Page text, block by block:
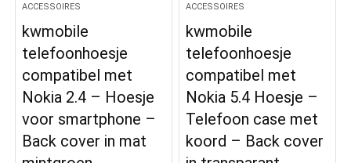
ACCESSOIRES
kwmobile
telefoonhoesje
compatibel met
Nokia 2.4 – Hoesje
voor smartphone –
Back cover in mat
ACCESSOIRES
kwmobile
telefoonhoesje
compatibel met
Nokia 5.4 Hoesje –
Telefoon case met
koord – Back cover